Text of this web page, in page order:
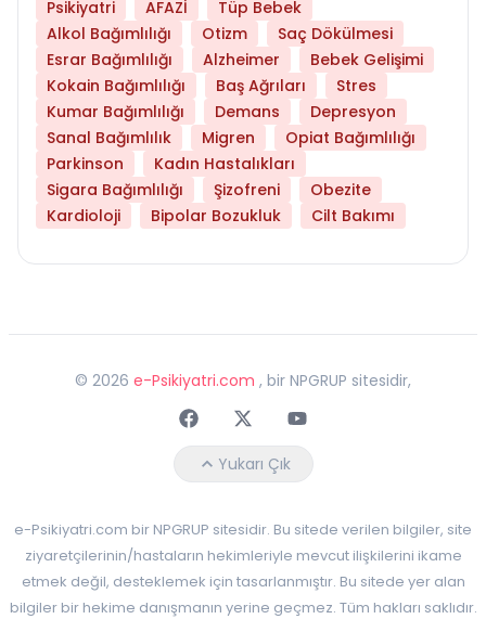
Psikiyatri AFAZİ
Tüp Bebek
Alkol Bağımlılığı
Otizm
Saç Dökülmesi
Esrar Bağımlılığı
Alzheimer
Bebek Gelişimi
Kokain Bağımlılığı
Baş Ağrıları
Stres
Kumar Bağımlılığı
Demans
Depresyon
Sanal Bağımlılık
Migren
Opiat Bağımlılığı
Parkinson
Kadın Hastalıkları
Sigara Bağımlılığı
Şizofreni
Obezite
Kardioloji
Bipolar Bozukluk Cilt Bakımı
© 2026 e-Psikiyatri.com , bir NPGRUP sitesidir,
FaceebokTwitterYoutube
Yukarı Çık
e-Psikiyatri.com bir NPGRUP sitesidir. Bu sitede verilen bilgiler, site
ziyaretçilerinin/hastaların hekimleriyle mevcut ilişkilerini ikame
etmek değil, desteklemek için tasarlanmıştır. Bu sitede yer alan
bilgiler bir hekime danışmanın yerine geçmez. Tüm hakları saklıdır.